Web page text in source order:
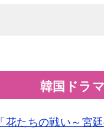
韓国ドラ
「花たちの戦い～宮